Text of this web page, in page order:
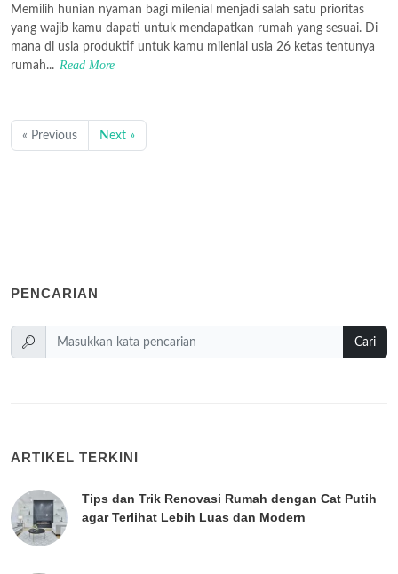
Memilih hunian nyaman bagi milenial menjadi salah satu prioritas
yang wajib kamu dapati untuk mendapatkan rumah yang sesuai. Di
mana di usia produktif untuk kamu milenial usia 26 ketas tentunya
rumah... Read More
« Previous Next »
PENCARIAN
Cari
ARTIKEL TERKINI
Tips dan Trik Renovasi Rumah dengan Cat Putih
agar Terlihat Lebih Luas dan Modern